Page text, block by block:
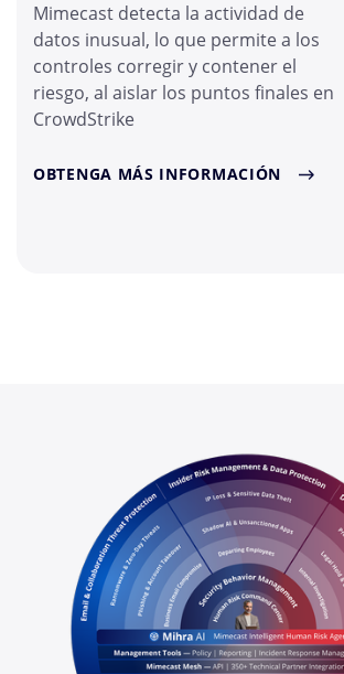
Mimecast detecta la actividad de
datos inusual, lo que permite a los
controles corregir y contener el
riesgo, al aislar los puntos finales en
CrowdStrike
OBTENGA MÁS INFORMACIÓN